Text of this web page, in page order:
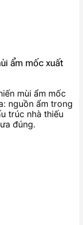
ẩm mốc xuất
mùi ẩm mốc
nguồn ẩm trong
trúc nhà thiếu
đúng.